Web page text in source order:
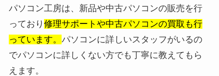
パソコン工房は、新品や中古パソコンの販売を行
っており 修理サポートや中古パソコンの買取も行
っています。 パソコンに詳しいスタッフがいるの
でパソコンに詳しくない方でも丁寧に教えてもら
えます。